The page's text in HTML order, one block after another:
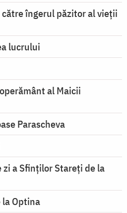
îngerul păzitor al vieții
lucrului
al Maicii
Parascheva
zi a Sfinților Stareți de la
Optina